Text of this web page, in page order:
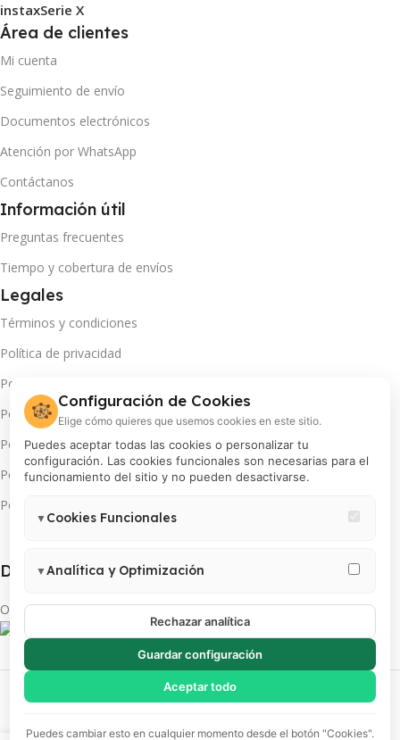
instaxSerie X
Área de clientes
Mi cuenta
Seguimiento de envío
Documentos electrónicos
Atención por WhatsApp
Contáctanos
Información útil
Preguntas frecuentes
Tiempo y cobertura de envíos
Legales
Términos y condiciones
Política de privacidad
Política de cambios y devoluciones
Política de pago en cuotas
Política de servicio técnico
Política de promociones
Política de cookies
Descarga App(s):
Obtén más de tu INSTAX
PROCOLOR S.A | RUC 20100018200 | Todos los derechos reservados
🍪 Configuración de Cookies
Elige cómo quieres que usemos cookies en este sitio.
Puedes aceptar todas las cookies o personalizar tu
configuración. Las cookies funcionales son necesarias para el
funcionamiento del sitio y no pueden desactivarse.
▼ Cookies Funcionales
sesión, preferencias de usuario). Estas cookies no pueden
▼Analítica y Optimización
mejorar la experiencia. Incluye Google Analytics 4, Google Tag
Manager y Meta Pixel.
Rechazar analítica
Guardar configuración
Aceptar todo
Puedes cambiar esto en cualquier momento desde el botón "Cookies".